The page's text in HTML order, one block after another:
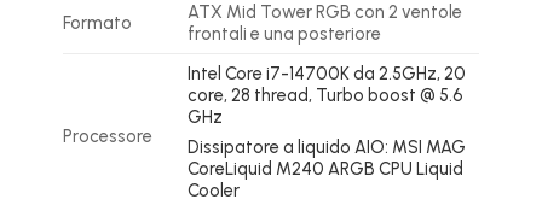
Formato
ATX Mid Tower RGB con 2 ventole
frontali e una posteriore
Processore
Intel Core i7-14700K da 2.5GHz, 20
core, 28 thread, Turbo boost @ 5.6
GHz
Dissipatore a liquido AIO: MSI MAG
CoreLiquid M240 ARGB CPU Liquid
Cooler